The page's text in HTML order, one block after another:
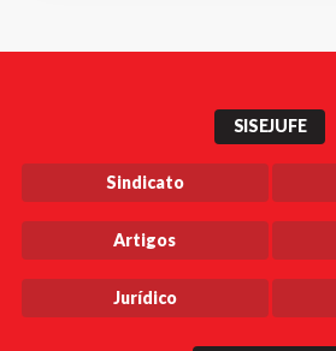
SISEJUFE
Sindicato
Artigos
Jurídico